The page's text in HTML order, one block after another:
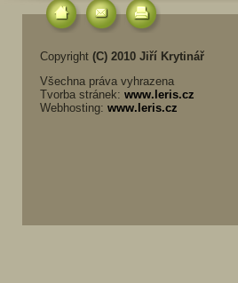
Copyright (C) 2010 Jiří Krytinář
Všechna práva vyhrazena
Tvorba stránek: www.leris.cz
Webhosting: www.leris.cz